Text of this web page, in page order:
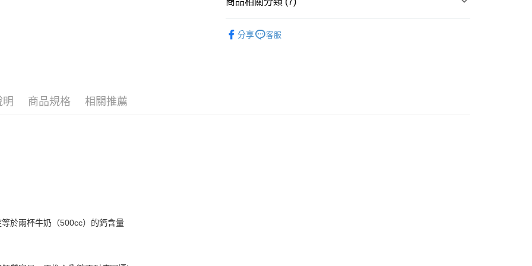
7-11取貨付款［需3-5個工作天不含預購商品］
分享 客服
明 商品規格 相關推薦
等於兩杯牛奶（500cc）的鈣含量